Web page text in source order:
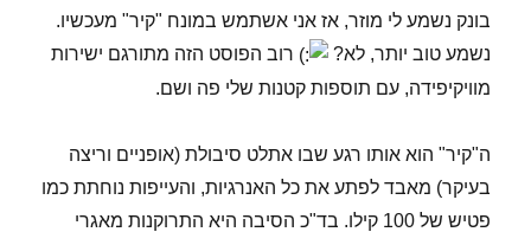
בונק נשמע לי מוזר, אז אני אשתמש במונח "קיר" מעכשיו.
נשמע טוב יותר, לא?
רוב הפוסט הזה מתורגם ישירות
מוויקיפידה, עם תוספות קטנות שלי פה ושם.
ה"קיר" הוא אותו רגע שבו אתלט סיבולת (אופניים וריצה
בעיקר) מאבד לפתע את כל האנרגיות, והעייפות נוחתת כמו
פטיש של 100 קילו. בד"כ הסיבה היא התרוקנות מאגרי